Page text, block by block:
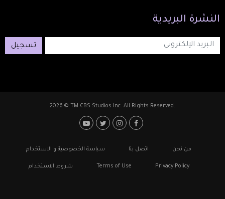
النشرة البريدية
تسجيل
2026 © TM CBS Studios Inc. All Rights Reserved.
Footer: Social Media
Footerمن نحن اتصل بنا سياسة الخصوصية و الاستخدام
Privacy Policy
Terms of Use شروط الاستخدام